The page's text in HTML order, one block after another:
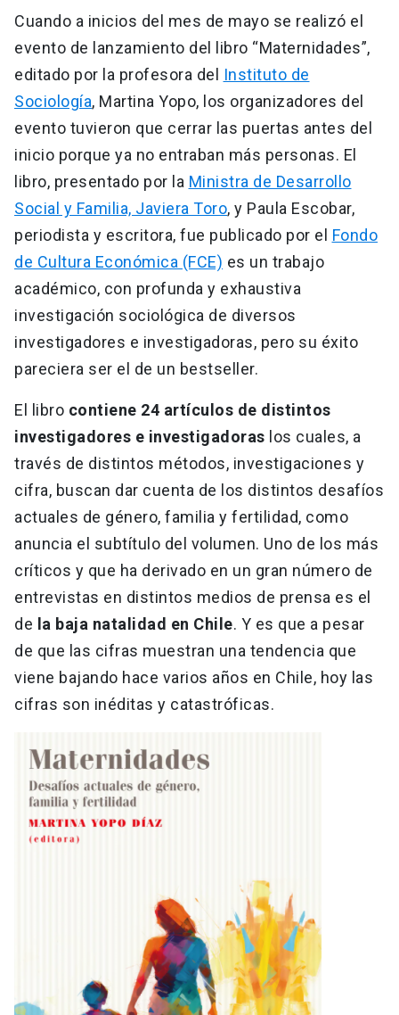
Cuando a inicios del mes de mayo se realizó el
evento de lanzamiento del libro “Maternidades”,
editado por la profesora del
Instituto de
Sociología, Martina Yopo, los organizadores del
evento tuvieron que cerrar las puertas antes del
inicio porque ya no entraban más personas. El
libro, presentado por la Ministra de Desarrollo
Social y Familia, Javiera Toro, y Paula Escobar,
periodista y escritora, fue publicado por el Fondo
de Cultura Económica (FCE) es un trabajo
académico, con profunda y exhaustiva
investigación sociológica de diversos
investigadores e investigadoras, pero su éxito
pareciera ser el de un bestseller.
El libro contiene 24 artículos de distintos
investigadores e investigadoras los cuales, a
través de distintos métodos, investigaciones y
cifra, buscan dar cuenta de los distintos desafíos
actuales de género, familia y fertilidad, como
anuncia el subtítulo del volumen. Uno de los más
críticos y que ha derivado en un gran número de
entrevistas en distintos medios de prensa es el
de la baja natalidad en Chile. Y es que a pesar
de que las cifras muestran una tendencia que
viene bajando hace varios años en Chile, hoy las
cifras son inéditas y catastróficas.